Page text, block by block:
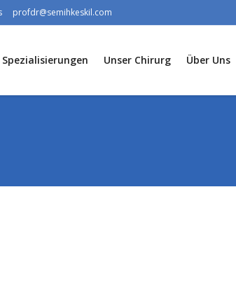
profdr@semihkeskil.com
Spezialisierungen Unser Chirurg Über Uns